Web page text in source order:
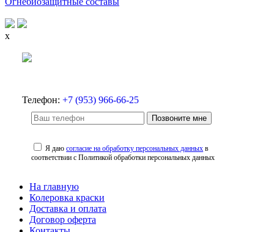
x
Телефон: +7 (953) 966-66-25
Позвоните мне
Я даюсогласие на обработку персональных данных в
соответствии с Политикой обработки персональных данных
На главную
Колеровка краски
Доставка и оплата
Договор оферта